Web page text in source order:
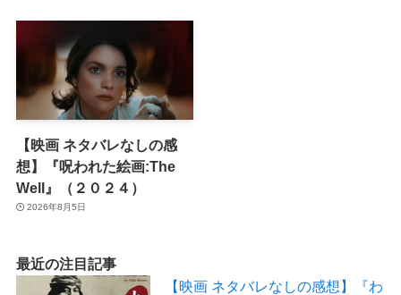
【映画 ネタバレなしの感
想】『呪われた絵画:The
Well』（２０２４）
2026年8月5日
最近の注目記事
【映画 ネタバレなしの感想】『わ